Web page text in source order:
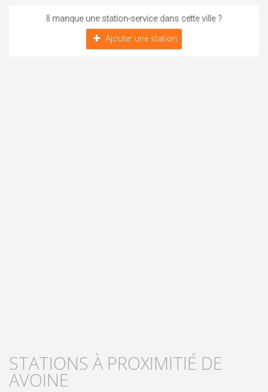
Il manque une station-service dans cette ville ?
Ajouter une station
STATIONS À PROXIMITIÉ DE
AVOINE